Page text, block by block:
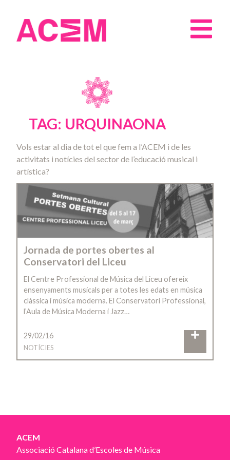
TAG: URQUINAONA
Vols estar al dia de tot el que fem a l’ACEM i de les
activitats i notícies del sector de l’educació musical i
artística?
Jornada de portes obertes al
Conservatori del Liceu
El Centre Professional de Música del Liceu ofereix
ensenyaments musicals per a totes les edats en música
clàssica i música moderna. El Conservatori Professional,
l’Aula de Música Moderna i Jazz…
29/02/16
NOTÍCIES
ACEM
Associació Catalana d’Escoles de Música